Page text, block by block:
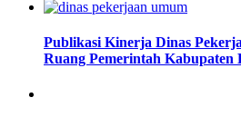
Publikasi Kinerja Dinas
Ruang Pemerintah Kabupaten